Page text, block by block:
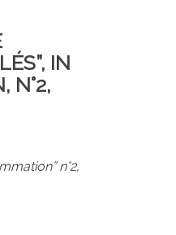
IN
N°2,
n°2,